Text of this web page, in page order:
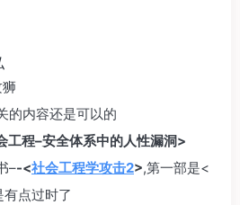
的内容还是可以的
工程–安全体系中的人性漏洞>
–-<社会工程学攻击2>,第一部是<
点过时了